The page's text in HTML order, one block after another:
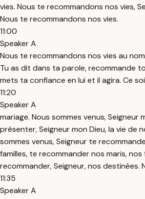
vies. Nous te recommandons nos vies,
Nous te recommandons nos vies.
11:00
Speaker A
Nous te recommandons nos vies au
Tu as dit dans ta parole, recommande
mets ta confiance en lui et il agira. Ce
11:20
Speaker A
mariage. Nous sommes venus, Seigneur
présenter, Seigneur mon Dieu, la vie de
sommes venus, Seigneur te
familles, te recommander nos maris, nos
recommander, Seigneur, nos destinées.
11:35
Speaker A